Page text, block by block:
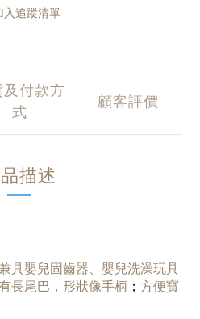
入追蹤清單
及付款方
式
顧客評價
描述
具嬰兒固齒器、嬰兒洗澡玩具
長尾巴，形狀像手柄 ； 方便寶